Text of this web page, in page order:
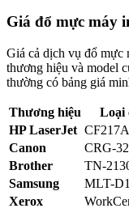
Giá đổ mực máy
Giá cả dịch vụ đổ mực
thương hiệu và model
thường có bảng giá
Thương hiệu Loại
HP LaserJet
Canon
CRG-
Brother
TN-
Samsung
MLT-
Xerox